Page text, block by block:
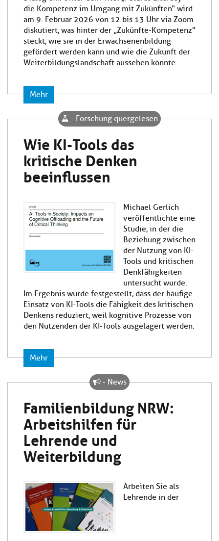
die Kompetenz im Umgang mit Zukünften“ wird
am 9. Februar 2026 von 12 bis 13 Uhr via Zoom
diskutiert, was hinter der „Zukünfte-Kompetenz“
steckt, wie sie in der Erwachsenenbildung
gefördert werden kann und wie die Zukunft der
Weiterbildungslandschaft aussehen könnte.
Mehr
Wie KI-Tools das
kritische Denken
beeinflussen
- Forschung quergelesen
Michael Gerlich
veröffentlichte eine
Studie, in der die
Beziehung zwischen
der Nutzung von KI-
Tools und kritischen
Denkfähigkeiten
untersucht wurde.
Im Ergebnis wurde festgestellt, dass der häufige
Einsatz von KI-Tools die Fähigkeit des kritischen
Denkens reduziert, weil kognitive Prozesse von
den Nutzenden der KI-Tools ausgelagert werden.
Mehr
Familienbildung NRW:
Arbeitshilfen für
Lehrende und
Weiterbildung
- News
Arbeiten Sie als
Lehrende in der